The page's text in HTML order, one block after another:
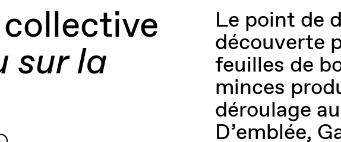
sur la
Le point de
découverte
feuilles de
minces
déroulage
D’emblée,